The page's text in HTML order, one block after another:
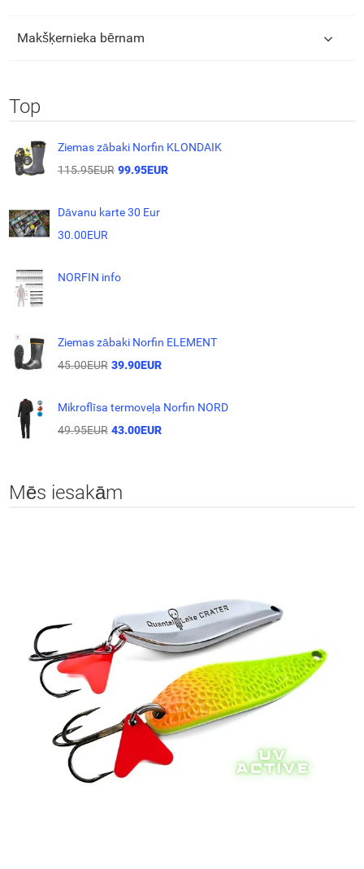
Makšķernieka bērnam
Top
Ziemas zābaki Norfin KLONDAIK
115.95EUR 99.95EUR
Dāvanu karte 30 Eur
30.00EUR
NORFIN info
Ziemas zābaki Norfin ELEMENT
45.00EUR 39.90EUR
Mikroflīsa termoveļa Norfin NORD
49.95EUR 43.00EUR
Mēs iesakām